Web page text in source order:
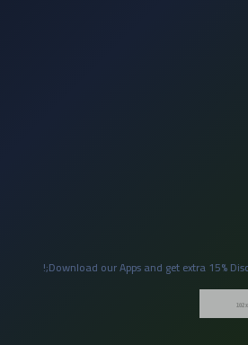
Download our Apps and get extra 15%